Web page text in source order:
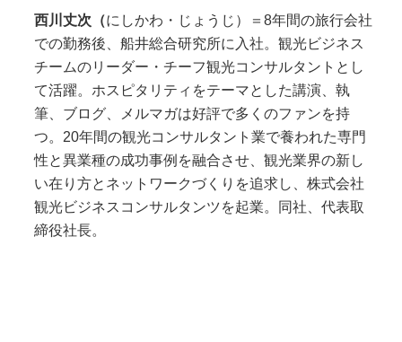
西川丈次（にしかわ・じょうじ）＝8年間の旅行会社
での勤務後、船井総合研究所に入社。観光ビジネス
チームのリーダー・チーフ観光コンサルタントとし
て活躍。ホスピタリティをテーマとした講演、執
筆、ブログ、メルマガは好評で多くのファンを持
つ。20年間の観光コンサルタント業で養われた専門
性と異業種の成功事例を融合させ、観光業界の新し
い在り方とネットワークづくりを追求し、株式会社
観光ビジネスコンサルタンツを起業。同社、代表取
締役社長。